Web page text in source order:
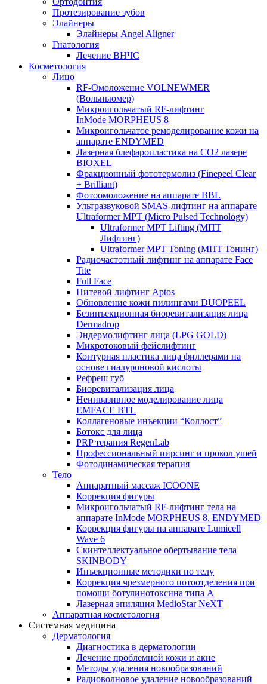
Протезирование зубов
Элайнеры
Элайнеры Angel Aligner
Гнатология
Лечение ВНЧС
Косметология
Лицо
RF-Омоложение VOLNEWMER
(Вольньюмер)
Микроигольчатый RF-лифтинг
InMode MORPHEUS 8
Микроигольчатое ремоделирование кожи на
аппарате ENDYMED
Лазерная блефаропластика на CO2 лазере
BIOXEL
Фракционный фототермолиз (Finepeel Clear
+ Brilliant)
Фотоомоложение на аппарате BBL
Ультразвуковой SMAS-лифтинг на аппарате
Ultraformer MPT (Micro Pulsed Technology)
Ultraformer MPT Lifting (МПТ
Лифтинг)
Ultraformer MPT Toning (МПТ Тонинг)
Радиочастотный лифтинг на аппарате Face
Tite
Full Face
Нитевой лифтинг Aptos
Обновление кожи пилингами DUOPEEL
Безинъекционная биоревитализация лица
Dermadrop
Эндермолифтинг лица (LPG GOLD)
Микротоковый фейслифтинг
Контурная пластика лица филлерами на
основе гиалуроновой кислоты
Рефреш губ
Биоревитализация лица
Неинвазивное моделирование лица
EMFACE BTL
Коллагеновые инъекции “Коллост”
Ботокс для лица
PRP терапия RegenLab
Профессиональный пирсинг и прокол ушей
Фотодинамическая терапия
Тело
Аппаратный массаж ICOONE
Коррекция фигуры
Микроигольчатый RF-лифтинг тела на
аппарате InMode MORPHEUS 8, ENDYMED
Коррекция фигуры на аппарате Lumicell
Wave 6
Скинтеллектуальное обертывание тела
SKINBODY
Инъекционные методики по телу
Коррекция чрезмерного потоотделения при
помощи ботулинотоксина типа А
Лазерная эпиляция MedioStar NeXT
Аппаратная косметология
Системная медицина
Дерматология
Диагностика в дерматологии
Лечение проблемной кожи и акне
Методы удаления новообразований
Радиоволновое удаление новообразований